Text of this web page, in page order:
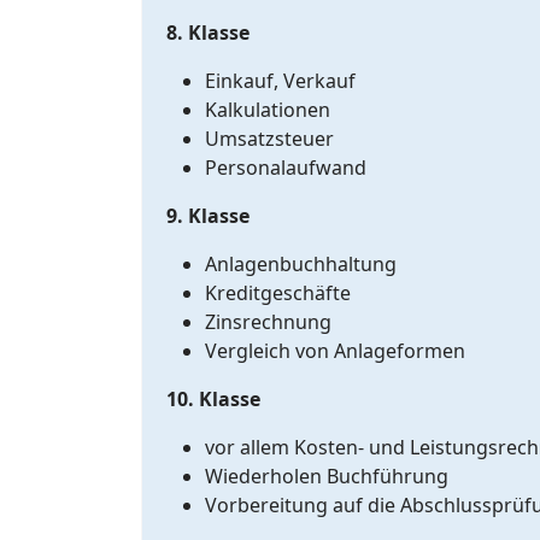
8. Klasse
Einkauf, Verkauf
Kalkulationen
Umsatzsteuer
Personalaufwand
9. Klasse
Anlagenbuchhaltung
Kreditgeschäfte
Zinsrechnung
Vergleich von Anlageformen
10. Klasse
vor allem Kosten- und
Wiederholen Buchführung
Vorbereitung auf die